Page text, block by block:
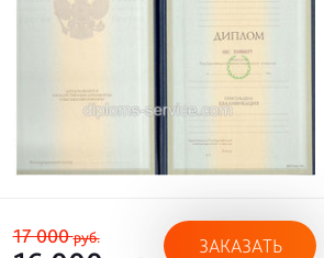
17 000руб. ЗАКАЗАТЬ